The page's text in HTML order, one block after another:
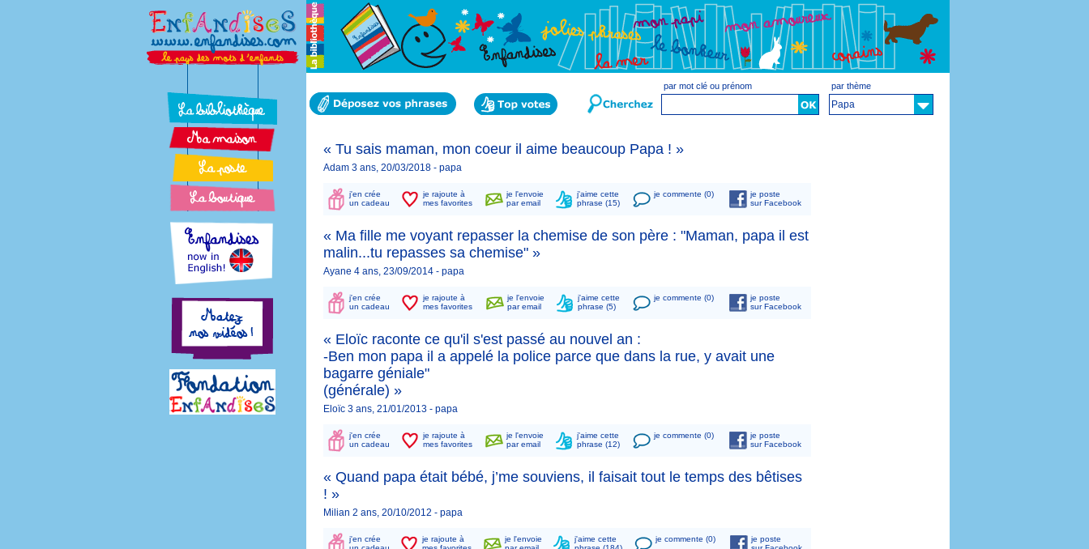
par mot clé ou prénom par thème
Papa
« Tu sais maman, mon coeur il aime beaucoup Papa ! »
Adam 3 ans, 20/03/2018 - papa
j'en crée
un cadeau
je rajoute à
mes favorites
je l'envoie
par email
j'aime cette
phrase (15)
je commente (0)
je poste
sur Facebook
« Ma fille me voyant repasser la chemise de son père : "Maman, papa il est
malin...tu repasses sa chemise" »
Ayane 4 ans, 23/09/2014 - papa
j'en crée
un cadeau
je rajoute à
mes favorites
je l'envoie
par email
j'aime cette
phrase (5)
je commente (0)
je poste
sur Facebook
« Eloïc raconte ce qu'il s'est passé au nouvel an :
-Ben mon papa il a appelé la police parce que dans la rue, y avait une
bagarre géniale"
(générale) »
Eloïc 3 ans, 21/01/2013 - papa
j'en crée
un cadeau
je rajoute à
mes favorites
je l'envoie
par email
j'aime cette
phrase (12)
je commente (0)
je poste
sur Facebook
« Quand papa était bébé, j’me souviens, il faisait tout le temps des bêtises
! »
Milian 2 ans, 20/10/2012 - papa
j'en crée
je rajoute à
je l'envoie
j'aime cette
je commente (0)
je poste